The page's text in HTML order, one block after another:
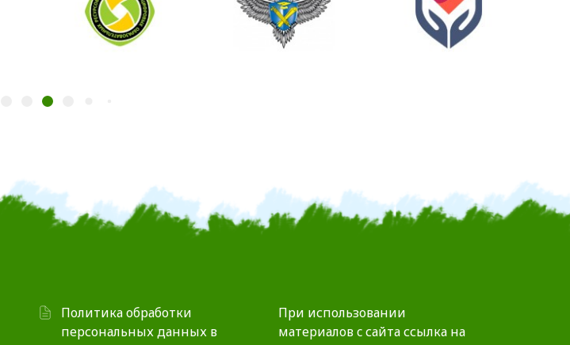
Политика обработки
персональных данных в
При использовании
материалов c сайта ссылка на